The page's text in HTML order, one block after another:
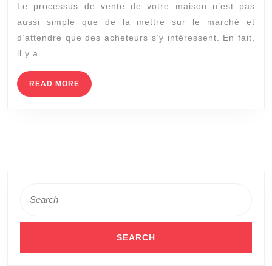
À
Le processus de vente de votre maison n’est pas
aussi simple que de la mettre sur le marché et
d’attendre que des acheteurs s’y intéressent. En fait,
il y a
READ MORE READ
MORE
for: